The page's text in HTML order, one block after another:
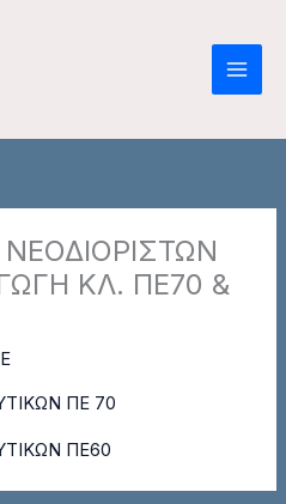
ΚΛ. ΠΕ70 &
ΠΕ 70
ΠΕ60